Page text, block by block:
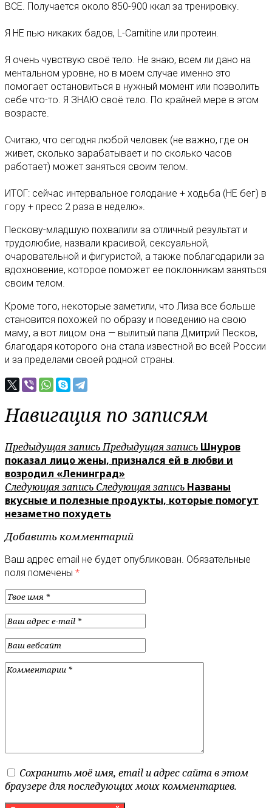
ВСЕ. Получается около 850-900 ккал за тренировку.
Я НЕ пью никаких бадов, L-Carnitine или протеин.
Я очень чувствую своё тело. Не знаю, всем ли дано на
ментальном уровне, но в моем случае именно это
помогает остановиться в нужный момент или позволить
себе что-то. Я ЗНАЮ своё тело. По крайней мере в этом
возрасте.
Считаю, что сегодня любой человек (не важно, где он
живет, сколько зарабатывает и по сколько часов
работает) может заняться своим телом.
ИТОГ: сейчас интервальное голодание + ходьба (НЕ бег) в
гору + пресс 2 раза в неделю».
Пескову-младшую похвалили за отличный результат и
трудолюбие, назвали красивой, сексуальной,
очаровательной и фигуристой, а также поблагодарили за
вдохновение, которое поможет ее поклонникам заняться
своим телом.
Кроме того, некоторые заметили, что Лиза все больше
становится похожей по образу и поведению на свою
маму, а вот лицом она — вылитый папа Дмитрий Песков,
благодаря которого она стала известной во всей России
и за пределами своей родной страны.
Навигация по записям
Предыдущая записьПредыдущая запись Шнуров
показал лицо жены, признался ей в любви и
возродил «Ленинград»
Следующая запись Следующая запись Названы
вкусные и полезные продукты, которые помогут
незаметно похудеть
Добавить комментарий
Ваш адрес email не будет опубликован. Обязательные
поля помечены *
Сохранить моё имя, email и адрес сайта в этом
браузере для последующих моих комментариев.